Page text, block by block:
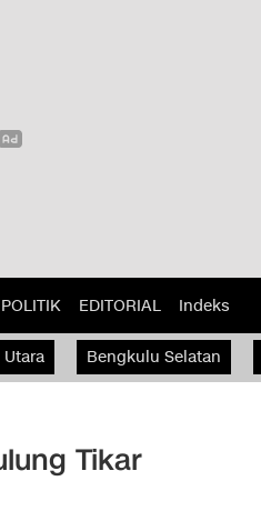
POLITIK EDITORIAL Indeks
Bengkulu Selatan
Tikar